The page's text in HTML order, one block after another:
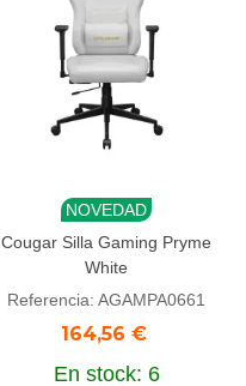
NOVEDAD
Cougar Silla Gaming Pryme
White
Referencia: AGAMPA0661
164,56 €
En stock: 6